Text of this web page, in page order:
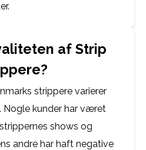
af Strip
strippere varierer
Nogle kunder har været
shows og
andre har haft negative